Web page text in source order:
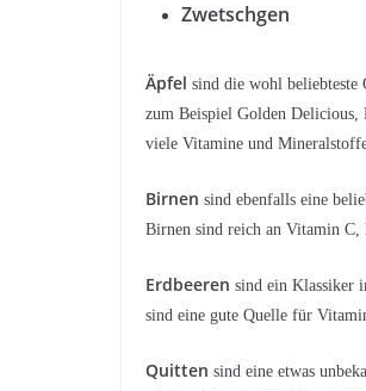
Zwetschgen
Äpfel sind die wohl beliebteste
zum Beispiel Golden Delicious,
viele Vitamine und
Birnen sind ebenfalls eine
Birnen sind reich an Vitamin
Erdbeeren sind ein Klassiker
sind eine gute Quelle für
Quitten sind eine etwas